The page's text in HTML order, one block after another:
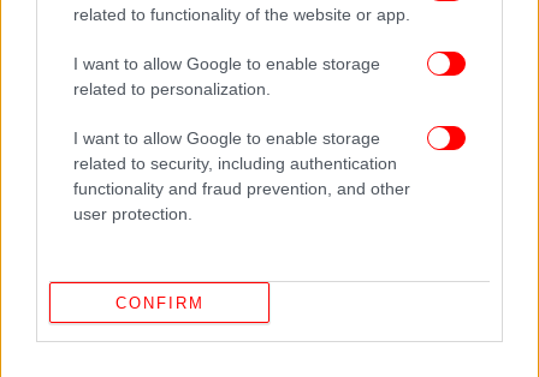
related to functionality of the website or app.
I want to allow Google to enable storage
related to personalization.
I want to allow Google to enable storage
related to security, including authentication
functionality and fraud prevention, and other
user protection.
CONFIRM